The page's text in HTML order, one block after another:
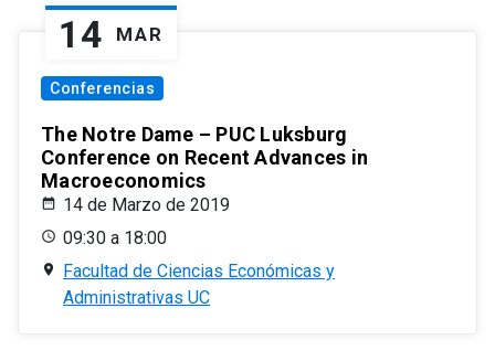
14 MAR
Conferencias
The Notre Dame – PUC Luksburg
Conference on Recent Advances in
Macroeconomics
14 de Marzo de 2019
09:30 a 18:00
Facultad de Ciencias Económicas y
Administrativas UC